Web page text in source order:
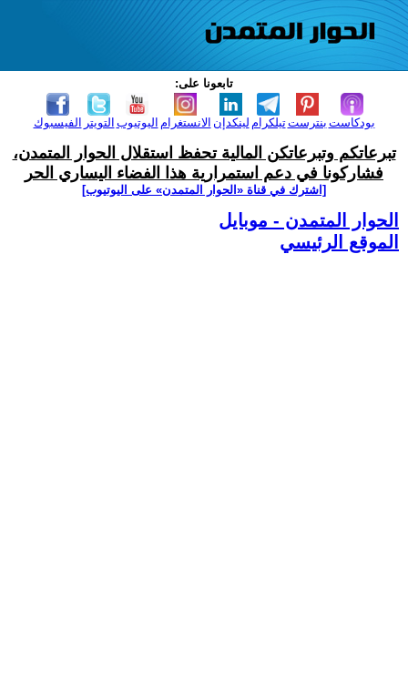
تابعونا على:
الفيسبوك التويتر اليوتيوب الانستغرام لينكدإن تيلكرامبنترست بودكاست
تبرعاتكم وتبرعاتكن المالية تحفظ استقلال الحوار المتمدن،
فشاركونا في دعم استمرارية هذا الفضاء اليساري الحر
[اشترك في قناة ‫«الحوار المتمدن» على اليوتيوب]
الحوار المتمدن - موبايل
الموقع الرئيسي